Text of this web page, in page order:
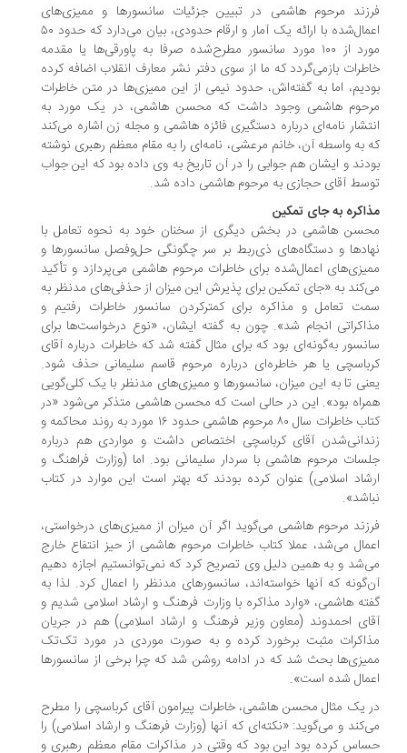
مرحوم هاشمی در تبیین جزئیات سانسورها و ممیزی‌های
اعمال‌شده با ارائه یک آمار و ارقام حدودی، بیان می‌دارد که حدود ۵۰
مورد از ۱۰۰ مورد سانسور مطرح‌شده صرفا به پاورقی‌ها یا مقدمه
بازمی‌گردد که ما از سوی دفتر نشر معارف انقلاب اضافه کرده‌
اما به گفته‌اش، حدود نیمی از این ممیزی‌ها در متن خاطرات
هاشمی وجود داشت که محسن هاشمی، در یک مورد به
نامه‌ای درباره دستگیری فائزه هاشمی و مجله زن اشاره می‌کند
به واسطه آن، خانم مرعشی، نامه‌ای را به مقام معظم رهبری نوشته
و ایشان هم جوابی را در آن تاریخ به وی داده بود که این جواب
آقای حجازی به مرحوم هاشمی داده شد.
به جای تمکین
هاشمی در بخش دیگری از سخنان خود به نحوه تعامل با
و دستگاه‌های ذی‌ربط بر سر چگونگی حل‌وفصل سانسورها و
اعمال‌شده برای خاطرات مرحوم هاشمی می‌پردازد و تأکید
به «جای تمکین برای پذیرش این میزان از حذفی‌های مدنظر به
تعامل و مذاکره برای کمترکردن سانسور خاطرات رفتیم و
انجام شد». چون به گفته ایشان، «نوع درخواست‌ها برای
به‌گونه‌ای بود که برای مثال گفته شد که خاطرات درباره آقای
یا هر خاطره‌ای درباره مرحوم قاسم سلیمانی حذف شود.
تا به این میزان، سانسورها و ممیزی‌های مدنظر با یک کلی‌گویی
بود». این در حالی است که محسن هاشمی متذکر می‌شود «در
کتاب خاطرات سال ۸۰ مرحوم هاشمی حدود ۱۶ مورد به روند محاکمه و
آقای کرباسچی اختصاص داشت و مواردی هم درباره
مرحوم هاشمی با سردار سلیمانی بود. اما (وزارت فراهنگ و
اسلامی) عنوان کرده بودند که بهتر است این موارد در کتاب
مرحوم هاشمی می‌گوید اگر آن میزان از ممیزی‌های درخواستی،
می‌شد، عملا کتاب خاطرات مرحوم هاشمی از حیز انتفاع خارج
و به همین دلیل وی تصریح کرد که نمی‌توانستیم اجازه دهیم
که آنها خواسته‌اند، سانسورهای مدنظر را اعمال کرد. لذا به
هاشمی، «وارد مذاکره با وزارت فرهنگ و ارشاد اسلامی شدیم و
احمدوند (معاون وزیر فرهنگ و ارشاد اسلامی) هم در جریان
مثبت برخورد کرده و به صورت موردی در مورد تک‌تک
بحث شد که در ادامه روشن شد که چرا برخی از سانسورها
شده است».
یک مثال محسن هاشمی، خاطرات پیرامون آقای کرباسچی را مطرح
و می‌گوید: «نکته‌ای که آنها (وزارت فرهنگ و ارشاد اسلامی) را
کرده بود این بود که وقتی در مذاکرات مقام معظم رهبری و